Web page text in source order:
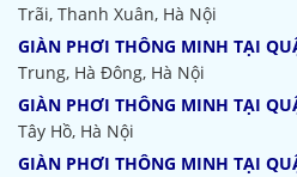
Trãi, Thanh Xuân, Hà Nội
GIÀN PHƠI THÔNG MINH TẠI
Trung, Hà Đông, Hà Nội
GIÀN PHƠI THÔNG MINH TẠI
Tây Hồ, Hà Nội
GIÀN PHƠI THÔNG MINH TẠI